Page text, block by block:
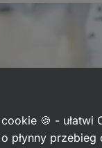
cookie 🍪 -
płynny przebieg